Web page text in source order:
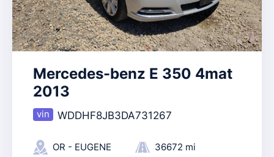
Mercedes-benz E 350 4mat
2013
WDDHF8JB3DA731267
OR - EUGENE
36672 mi